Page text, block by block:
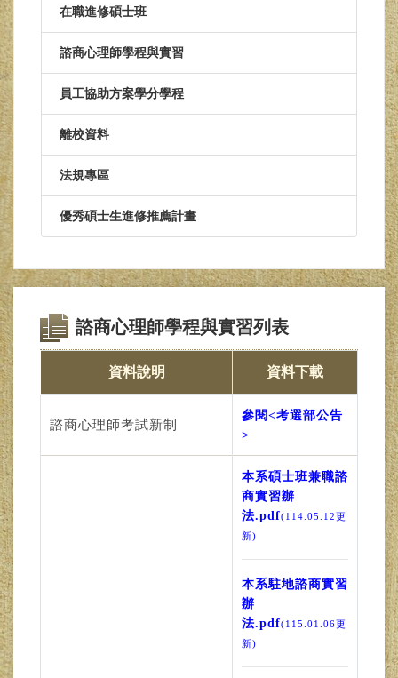
在職進修碩士班
諮商心理師學程與實習
員工協助方案學分學程
離校資料
法規專區
優秀碩士生進修推薦計畫
諮商心理師學程與實習列表
資料說明 資料下載
諮商心理師考試新制
參閱<考選部公告
>
本系碩士班兼職諮
商實習辦
法.pdf(114.05.12更
新)
本系駐地諮商實習
辦
法.pdf(115.01.06更
新)